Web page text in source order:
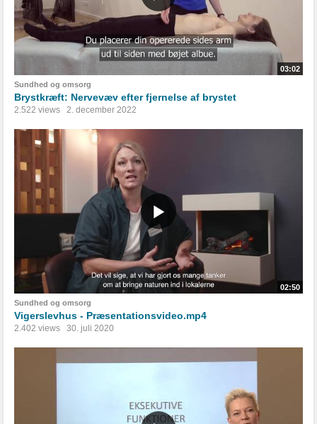
03:02
Sundhed og omsorg
Brystkræft: Nervevæv efter fjernelse af brystet
2.522 views 2. december 2022
02:50
Sundhed og omsorg
Vigerslevhus - Præsentationsvideo.mp4
2.402 views 30. juli 2020